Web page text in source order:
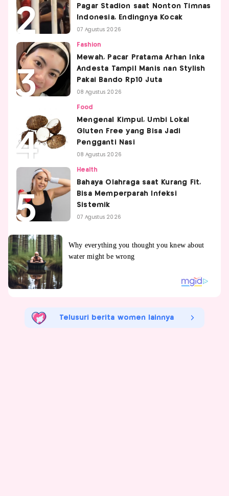
Pagar Stadion saat Nonton Timnas
Indonesia, Endingnya Kocak
07 Agustus 2026
Fashion
Mewah, Pacar Pratama Arhan Inka
Andesta Tampil Manis nan Stylish
Pakai Bando Rp10 Juta
08 Agustus 2026
Food
Mengenal Kimpul, Umbi Lokal
Gluten Free yang Bisa Jadi
Pengganti Nasi
08 Agustus 2026
Health
Bahaya Olahraga saat Kurang Fit,
Bisa Memperparah Infeksi
Sistemik
07 Agustus 2026
Telusuri berita women lainnya